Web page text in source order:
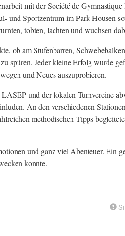
mit der Société de
und Sportzentrum im Park Housen
tobten, lachten und wuchsen
ob am Stufenbarren,
spüren. Jeder kleine Erfolg wurde
und Neues auszuprobieren.
und der lokalen Turnvereine
An den verschiedenen
methodischen Tipps
und ganz viel Abenteuer. Ein
konnte.